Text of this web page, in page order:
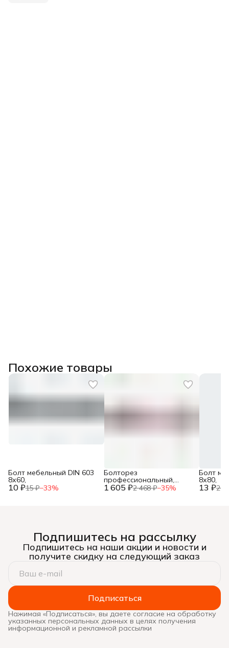
Похожие товары
10 ₽15 ₽−33%
Болт мебельный DIN 603
8х60,
1 605 ₽2 468 ₽−35%
Болторез
профессиональный,
губки из 13 ₽20
Болт
8х80,
Подпишитесь на рассылку
Подпишитесь на наши акции и новости и
получите скидку на следующий заказ
Подписаться
Нажимая «Подписаться», вы даете согласие на обработку
указанных персональных данных в целях получения
информационной и рекламной рассылки